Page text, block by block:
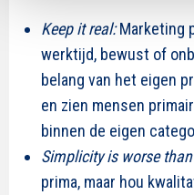
Keep it real:Marketing
werktijd, bewust of
belang van het eigen
en zien mensen
binnen de eigen
Simplicity is worse
prima, maar hou